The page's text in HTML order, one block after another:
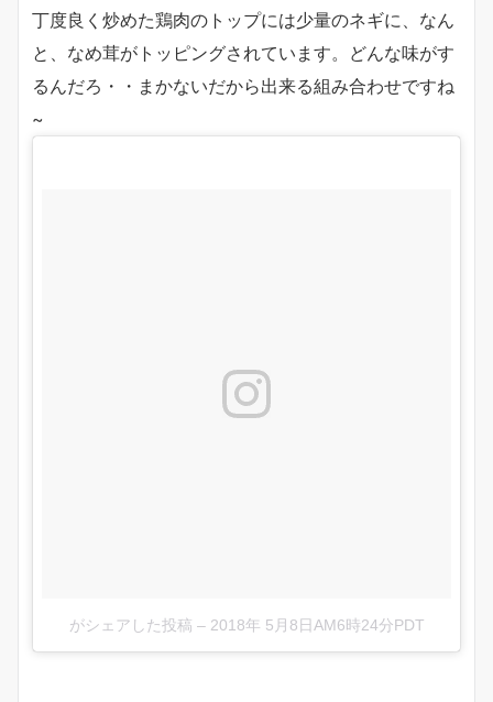
丁度良く炒めた鶏肉のトップには少量のネギに、なん
と、なめ茸がトッピングされています。どんな味がす
るんだろ・・まかないだから出来る組み合わせですね
~
がシェアした投稿 – 2018年 5月8日AM6時24分PDT